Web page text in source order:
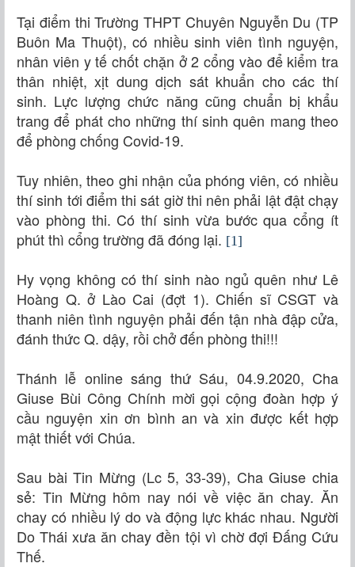
Tại điểm thi Trường THPT Chuyên Nguyễn Du (TP
Buôn Ma Thuột), có nhiều sinh viên tình nguyện,
nhân viên y tế chốt chặn ở 2 cổng vào để kiểm tra
thân nhiệt, xịt dung dịch sát khuẩn cho các thí
sinh. Lực lượng chức năng cũng chuẩn bị khẩu
trang để phát cho những thí sinh quên mang theo
để phòng chống Covid-19.
Tuy nhiên, theo ghi nhận của phóng viên, có nhiều
thí sinh tới điểm thi sát giờ thi nên phải lật đật chạy
vào phòng thi. Có thí sinh vừa bước qua cổng ít
phút thì cổng trường đã đóng lại. [1]
Hy vọng không có thí sinh nào ngủ quên như Lê
Hoàng Q. ở Lào Cai (đợt 1). Chiến sĩ CSGT và
thanh niên tình nguyện phải đến tận nhà đập cửa,
đánh thức Q. dậy, rồi chở đến phòng thi!!!
Thánh lễ online sáng thứ Sáu, 04.9.2020, Cha
Giuse Bùi Công Chính mời gọicộng đoàn hợp ý
cầu nguyện xin ơn bình an và xin được kết hợp
mật thiết với Chúa.
Sau bài Tin Mừng (Lc 5, 33-39), Cha Giuse chia
sẻ: Tin Mừng hôm nay nói về việc ăn chay. Ăn
chay có nhiều lý do và động lực khác nhau. Người
Do Thái xưa ăn chay đền tội vì chờ đợi Đấng Cứu
Thế.